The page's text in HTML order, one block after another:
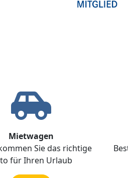
Mietwagen
Sie das richtige
für Ihren Urlaub